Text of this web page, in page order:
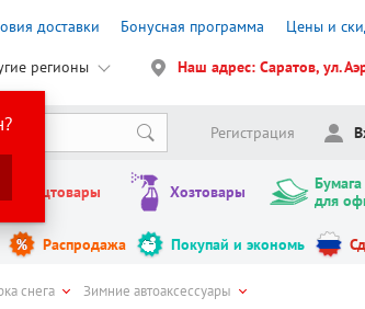
доставки Бонусная программа Цены и
регионы Наш адрес: Саратов, ул.
Регистрация
Канцтовары Хозтовары
Бумага
для
Распродажа Покупай и экономь
снега Зимние автоаксессуары